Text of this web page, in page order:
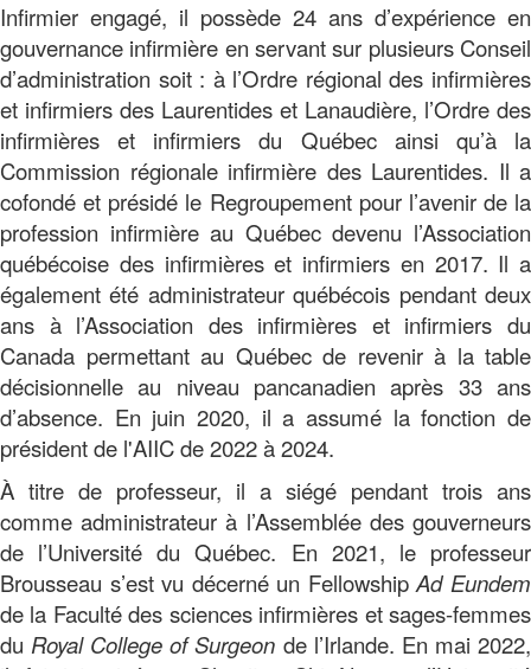
Infirmier engagé, il possède 24 ans d’expérience en
gouvernance infirmière en servant sur plusieurs Conseil
d’administration soit : à l’Ordre régional des infirmières
et infirmiers des Laurentides et Lanaudière, l’Ordre des
infirmières et infirmiers du Québec ainsi qu’à la
Commission régionale infirmière des Laurentides. Il a
cofondé et présidé le Regroupement pour l’avenir de la
profession infirmière au Québec devenu l’Association
québécoise des infirmières et infirmiers en 2017. Il a
également été administrateur québécois pendant deux
ans à l’Association des infirmières et infirmiers du
Canada permettant au Québec de revenir à la table
décisionnelle au niveau pancanadien après 33 ans
d’absence. En juin 2020, il a assumé la fonction de
président de l'AIIC de 2022 à 2024.
À titre de professeur, il a siégé pendant trois ans
comme administrateur à l’Assemblée des gouverneurs
de l’Université du Québec. En 2021, le professeur
Brousseau s’est vu décerné un FellowshipAd Eundem
de la Faculté des sciences infirmières et sages-femmes
du Royal College of Surgeon de l’Irlande. En mai 2022,